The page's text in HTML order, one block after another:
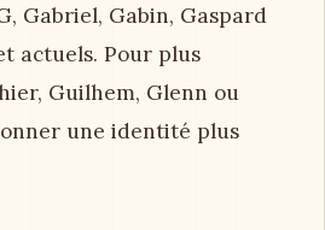
Gabriel, Gabin, Gaspard
actuels. Pour plus
Guilhem, Glenn ou
une identité plus